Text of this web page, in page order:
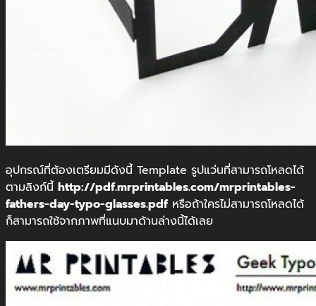
อุปกรณ์ที่ต้องเตรียมมีดังนี้ Template รูปแว่นที่สามารถโหลดได้
ตามลิงก์นี้ http://pdf.mrprintables.com/mrprintables-
fathers-day-typo-glasses.pdfหรือถ้าใครไม่สามารถโหลดได้
ก็สามารถใช้จากภาพที่แนบมาด้านล่างนี้ได้เลย